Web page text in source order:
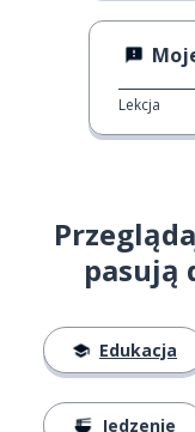
Lekcja
pasują
Edukacja
Jedzenie